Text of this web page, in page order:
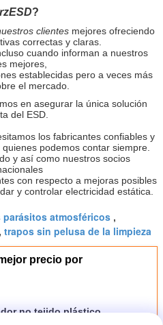
?
clientes mejores ofreciendo
correctas y claras.
cuando informan a nuestros
mejores,
establecidas pero a veces más
el mercado.
en asegurar la única solución
del ESD.
los fabricantes confiables y
podemos contar siempre.
y así como nuestros socios
con respecto a mejoras posibles
y controlar electricidad estática.
atmosféricos ,
, trapos sin pelusa de la limpieza
precio por
no tejido plástico